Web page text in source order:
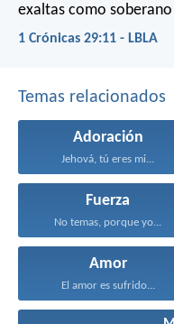
exaltas como
1 Crónicas 29:11 - LBLA
Temas relacionados
Adoración
Jehová, tú eres mi...
Fuerza
No temas, porque yo...
Amor
El amor es sufrido...